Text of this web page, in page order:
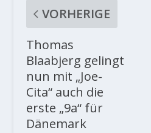
VORHERIGE
Thomas
Blaabjerg gelingt
nun mit „Joe-
Cita“ auch die
erste „9a“ für
Dänemark